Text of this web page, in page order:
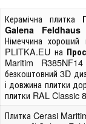
Керамічна плитка
Galena Feldhaus
Німеччина
PLITKA.EU на
Maritim
безкоштовний 3D
і довжина плитки
плитки RAL Classic
Плитка Cerasi